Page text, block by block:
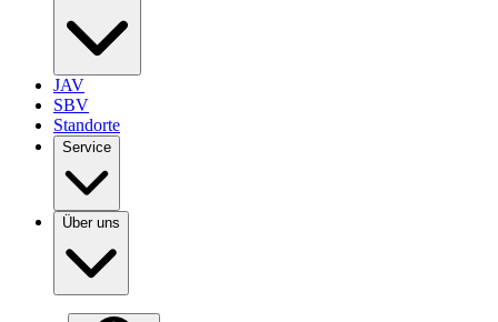
JAV
SBV
Standorte
Service
Über uns